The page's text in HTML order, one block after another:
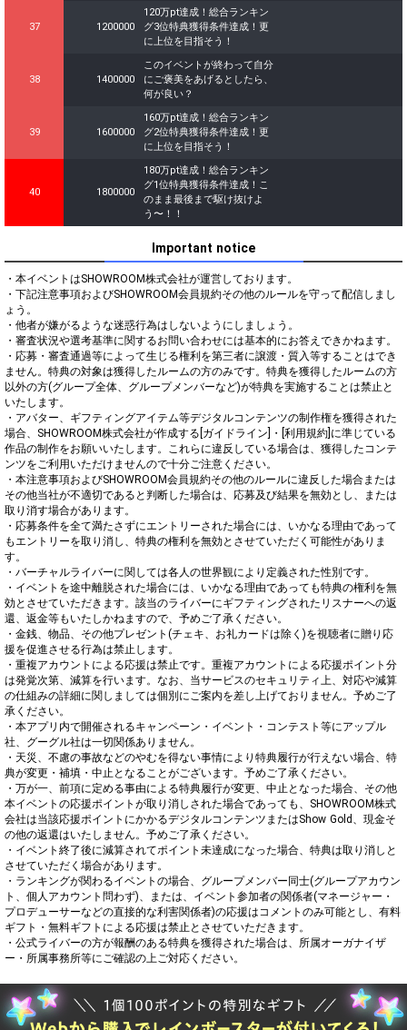
37 1200000
120万pt達成！総合ランキン
グ3位特典獲得条件達成！更
に上位を目指そう！
38 1400000
このイベントが終わって自分
にご褒美をあげるとしたら、
何が良い？
39 1600000
160万pt達成！総合ランキン
グ2位特典獲得条件達成！更
に上位を目指そう！
40 1800000
180万pt達成！総合ランキン
グ1位特典獲得条件達成！こ
のまま最後まで駆け抜けよ
う〜！！
Important notice
・本イベントはSHOWROOM株式会社が運営しております。
・下記注意事項およびSHOWROOM会員規約その他のルールを守って配信しまし
ょう。
・他者が嫌がるような迷惑行為はしないようにしましょう。
・審査状況や選考基準に関するお問い合わせには基本的にお答えできかねます。
・応募・審査通過等によって生じる権利を第三者に譲渡・質入等することはでき
ません。特典の対象は獲得したルームの方のみです。特典を獲得したルームの方
以外の方(グループ全体、グループメンバーなど)が特典を実施することは禁止と
いたします。
・アバター、ギフティングアイテム等デジタルコンテンツの制作権を獲得された
場合、SHOWROOM株式会社が作成する[ガイドライン]・[利用規約]に準じている
作品の制作をお願いいたします。これらに違反している場合は、獲得したコンテ
ンツをご利用いただけませんので十分ご注意ください。
・本注意事項およびSHOWROOM会員規約その他のルールに違反した場合または
その他当社が不適切であると判断した場合は、応募及び結果を無効とし、または
取り消す場合があります。
・応募条件を全て満たさずにエントリーされた場合には、いかなる理由であって
もエントリーを取り消し、特典の権利を無効とさせていただく可能性がありま
す。
・バーチャルライバーに関しては各人の世界観により定義された性別です。
・イベントを途中離脱された場合には、いかなる理由であっても特典の権利を無
効とさせていただきます。該当のライバーにギフティングされたリスナーへの返
還、返金等もいたしかねますので、予めご了承ください。
・金銭、物品、その他プレゼント(チェキ、お礼カードは除く)を視聴者に贈り応
援を促進させる行為は禁止します。
・重複アカウントによる応援は禁止です。重複アカウントによる応援ポイント分
は発覚次第、減算を行います。なお、当サービスのセキュリティ上、対応や減算
の仕組みの詳細に関しましては個別にご案内を差し上げておりません。予めご了
承ください。
・本アプリ内で開催されるキャンペーン・イベント・コンテスト等にアップル
社、グーグル社は一切関係ありません。
・天災、不慮の事故などのやむを得ない事情により特典履行が行えない場合、特
典が変更・補填・中止となることがございます。予めご了承ください。
・万が一、前項に定める事由による特典履行が変更、中止となった場合、その他
本イベントの応援ポイントが取り消しされた場合であっても、SHOWROOM株式
会社は当該応援ポイントにかかるデジタルコンテンツまたはShow Gold、現金そ
の他の返還はいたしません。予めご了承ください。
・イベント終了後に減算されてポイント未達成になった場合、特典は取り消しと
させていただく場合があります。
・ランキングが関わるイベントの場合、グループメンバー同士(グループアカウン
ト、個人アカウント問わず)、または、イベント参加者の関係者(マネージャー・
プロデューサーなどの直接的な利害関係者)の応援はコメントのみ可能とし、有料
ギフト・無料ギフトによる応援は禁止とさせていただきます。
・公式ライバーの方が報酬のある特典を獲得された場合は、所属オーガナイザ